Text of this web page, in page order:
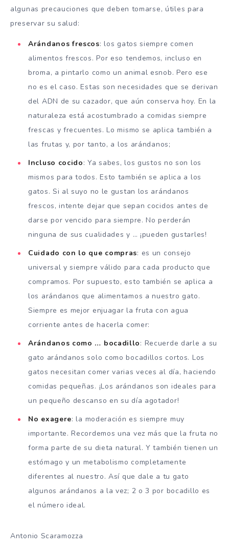
algunas precauciones que deben tomarse, útiles para
preservar su salud:
Arándanos frescos: los gatos siempre comen
alimentos frescos. Por eso tendemos, incluso en
broma, a pintarlo como un animal esnob. Pero ese
no es el caso. Estas son necesidades que se derivan
del ADN de su cazador, que aún conserva hoy. En la
naturaleza está acostumbrado a comidas siempre
frescas y frecuentes. Lo mismo se aplica también a
las frutas y, por tanto, a los arándanos;
Incluso cocido: Ya sabes, los gustos no son los
mismos para todos. Esto también se aplica a los
gatos. Si al suyo no le gustan los arándanos
frescos, intente dejar que sepan cocidos antes de
darse por vencido para siempre. No perderán
ninguna de sus cualidades y … ¡pueden gustarles!
Cuidado con lo que compras: es un consejo
universal y siempre válido para cada producto que
compramos. Por supuesto, esto también se aplica a
los arándanos que alimentamos a nuestro gato.
Siempre es mejor enjuagar la fruta con agua
corriente antes de hacerla comer:
Arándanos como … bocadillo: Recuerde darle a su
gato arándanos solo como bocadillos cortos. Los
gatos necesitan comer varias veces al día, haciendo
comidas pequeñas. ¡Los arándanos son ideales para
un pequeño descanso en su día agotador!
No exagere: la moderación es siempre muy
importante. Recordemos una vez más que la fruta no
forma parte de su dieta natural. Y también tienen un
estómago y un metabolismo completamente
diferentes al nuestro. Así que dale a tu gato
algunos arándanos a la vez; 2 o 3 por bocadillo es
el número ideal.
Antonio Scaramozza